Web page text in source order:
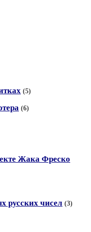
(5)
(6)
Жака Фреско
русских чисел (3)